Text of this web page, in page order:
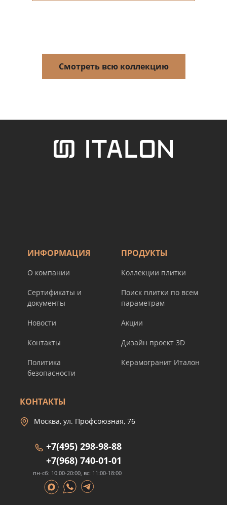
Смотреть всю коллекцию
ИНФОРМАЦИЯ
О компании
Сертификаты и
документы
Новости
Контакты
Политика
безопасности
ПРОДУКТЫ
Коллекции плитки
Поиск плитки по всем
параметрам
Акции
Дизайн проект 3D
Керамогранит Италон
КОНТАКТЫ
Москва, ул. Профсоюзная, 76
+7(495) 298-98-88
+7(968) 740-01-01
пн-сб: 10:00-20:00, вс: 11:00-18:00